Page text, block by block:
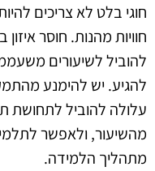
חוגי בלט לא צריכים
חוויות מהנות. חוסר
להוביל לשיעורים
להגיע. יש להימנע
עלולה להוביל לתחושת
מהשיעור, ולאפשר
מתהליך הלמידה.